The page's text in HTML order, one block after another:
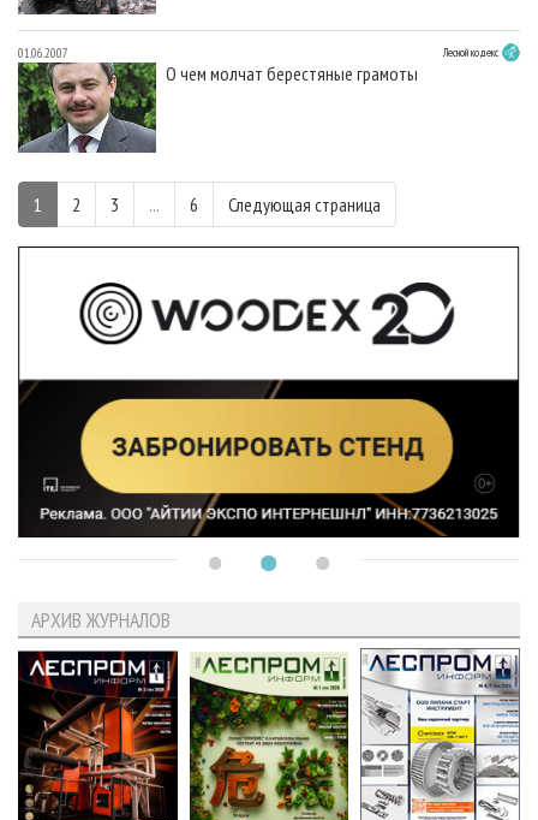
01.06.2007 Лесной кодекс
О чем молчат берестяные грамоты
1 2 3 ... 6 Следующая страница
АРХИВ ЖУРНАЛОВ